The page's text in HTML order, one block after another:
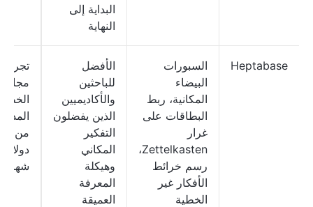
البداية إلى
النهاية
Heptabase
السبورات
البيضاء
المكانية، ربط
البطاقات على
غرار
Zettelkasten،
رسم خرائط
الأفكار غير
الخطية
الأفضل
للباحثين
والأكاديميين
الذين يفضلون
التفكير
المكاني
وهيكلة
المعرفة
العميقة
تجربة
دولارًا
شهريًا